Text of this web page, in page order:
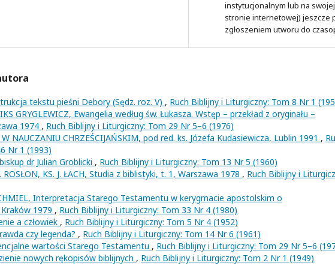
instytucjonalnym lub na swojej
stronie internetowej) jeszcze
zgłoszeniem utworu do
tekstu pieśni Debory (Sędz. roz. V) , Ruch Biblijny i Liturgiczny: Tom 8 Nr 1
GRYGLEWICZ, Ewangelia według św. Łukasza. Wstęp – przekład z oryginału –
1974 , Ruch Biblijny i Liturgiczny: Tom 29 Nr 5–6 (1976)
NAUCZANIU CHRZEŚCIJAŃSKIM, pod red. ks. Józefa Kudasiewicza, Lublin 1991 ,
Nr 1 (1993)
biskup dr Julian Groblicki , Ruch Biblijny i Liturgiczny: Tom 13 Nr 5 (1960)
ROSŁON, KS. J. ŁACH, Studia z biblistyki, t. 1, Warszawa 1978 , Ruch Biblijny i
Interpretacja Starego Testamentu w kerygmacie apostolskim o
1979 , Ruch Biblijny i Liturgiczny: Tom 33 Nr 4 (1980)
a człowiek , Ruch Biblijny i Liturgiczny: Tom 5 Nr 4 (1952)
czy legenda? , Ruch Biblijny i Liturgiczny: Tom 14 Nr 6 (1961)
wartości Starego Testamentu , Ruch Biblijny i Liturgiczny: Tom 29 Nr 5–6
nowych rękopisów biblijnych , Ruch Biblijny i Liturgiczny: Tom 2 Nr 1 (1949)